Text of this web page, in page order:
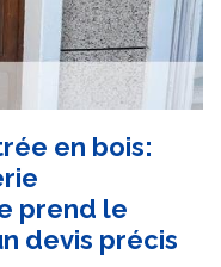
en bois:
prend le
devis précis